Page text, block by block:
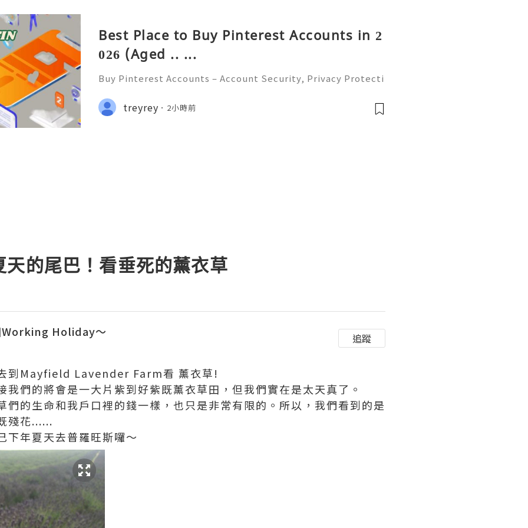
Best Place to Buy Pinterest Accounts in 2
026 (Aged .. ...
Buy Pinterest Accounts – Account Security, Privacy Protecti
💫🌐✨💎Fast & Reliable 24/7 Customer Support 💫💎💲💫🌐✨
💎WhatsApp :+1 (506) 541-7768 💫💎💲💫🌐✨💎Tele
treyrey 2小時前
的尾巴！看垂死的薰衣草
Working Holiday～ 追蹤
到Mayfield Lavender Farm看 薰衣草!
我們的將會是一大片紫到好紫既薰衣草田，但我們實在是太天真了。
們的生命和我戶口裡的錢一樣，也只是非常有限的。所以，我們看到的是
殘花......
下年夏天去普羅旺斯囉～